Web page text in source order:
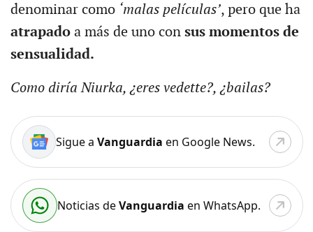
denominar como ‘malas películas’, pero que ha
atrapado a más de uno con sus momentos de
sensualidad.
Como diría Niurka, ¿eres vedette?, ¿bailas?
Sigue a Vanguardia en Google News.
Noticias deVanguardia en WhatsApp.